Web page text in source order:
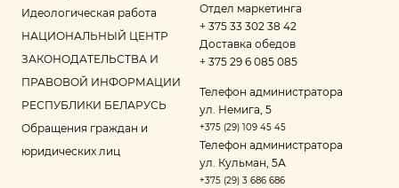
Идеологическая работа
НАЦИОНАЛЬНЫЙ ЦЕНТР
ЗАКОНОДАТЕЛЬСТВА И
ПРАВОВОЙ ИНФОРМАЦИИ
РЕСПУБЛИКИ БЕЛАРУСЬ
Обращения граждан и
юридических лиц
Отдел маркетинга
+ 375 33 302 38 42
Доставка обедов
+ 375 29 6 085 085
Телефон администратора
ул. Немига, 5
+375 (29) 109 45 45
Телефон администратора
ул. Кульман, 5А
+375 (29) 3 686 686